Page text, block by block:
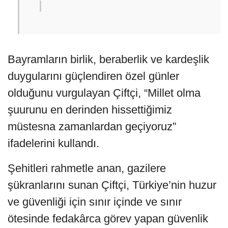
Bayramların birlik, beraberlik ve kardeşlik
duygularını güçlendiren özel günler
olduğunu vurgulayan Çiftçi, “Millet olma
şuurunu en derinden hissettiğimiz
müstesna zamanlardan geçiyoruz”
ifadelerini kullandı.
Şehitleri rahmetle anan, gazilere
şükranlarını sunan Çiftçi, Türkiye’nin huzur
ve güvenliği için sınır içinde ve sınır
ötesinde fedakârca görev yapan güvenlik